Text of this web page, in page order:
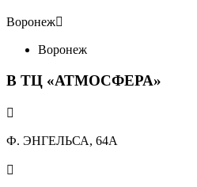
Воронеж
Воронеж
В ТЦ «АТМОСФЕРА»

Ф. ЭНГЕЛЬСА, 64А
